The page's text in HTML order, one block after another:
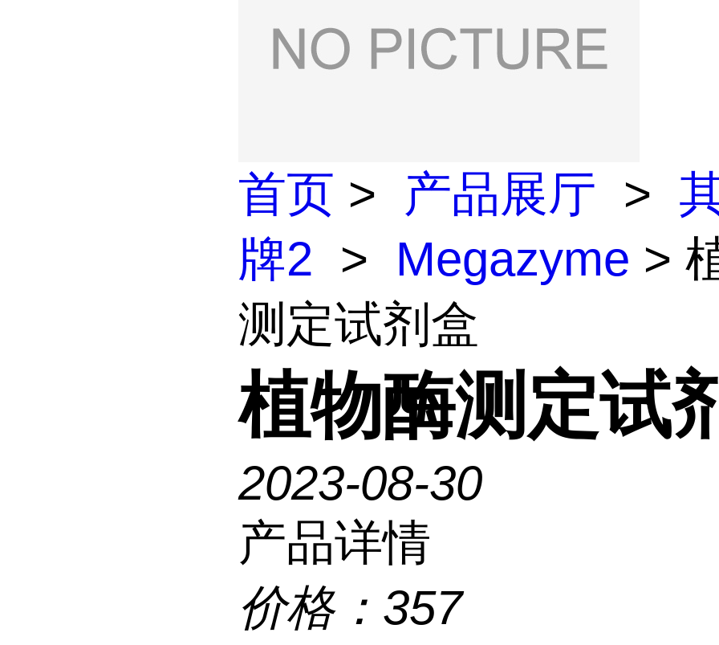
首页 > 产品展厅 >
牌2 > Megazyme >
测定试剂盒
植物酶测定试
2023-08-30
产品详情
价格： 357